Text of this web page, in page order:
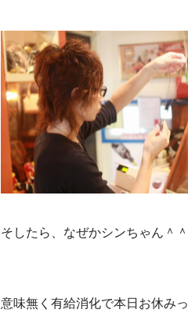
そしたら、なぜかシンちゃん＾＾
意味無く有給消化で本日お休みっ